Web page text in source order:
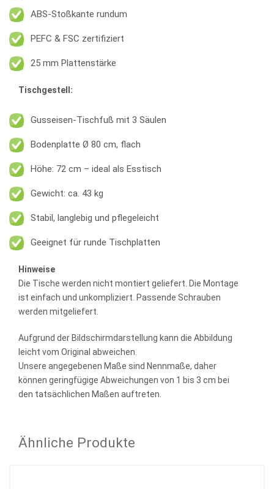
ABS-Stoßkante rundum
PEFC & FSC zertifiziert
25 mm Plattenstärke
Tischgestell:
Gusseisen-Tischfuß mit 3 Säulen
Bodenplatte Ø 80 cm, flach
Höhe: 72 cm – ideal als Esstisch
Gewicht: ca. 43 kg
Stabil, langlebig und pflegeleicht
Geeignet für runde Tischplatten
Hinweise
Die Tische werden nicht montiert geliefert. Die Montage
ist einfach und unkompliziert. Passende Schrauben
werden mitgeliefert.
Aufgrund der Bildschirmdarstellung kann die Abbildung
leicht vom Original abweichen.
Unsere angegebenen Maße sind Nennmaße, daher
können geringfügige Abweichungen von 1 bis 3 cm bei
den tatsächlichen Maßen auftreten.
Ähnliche Produkte